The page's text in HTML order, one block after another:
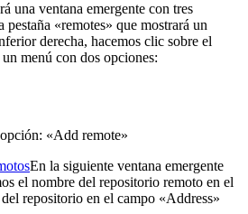
una ventana emergente con tres
pestaña «remotes» que mostrará un
derecha, hacemos clic sobre el
menú con dos opciones:
«Add remote»
En la siguiente ventana emergente
el nombre del repositorio remoto en el
repositorio en el campo «Address»